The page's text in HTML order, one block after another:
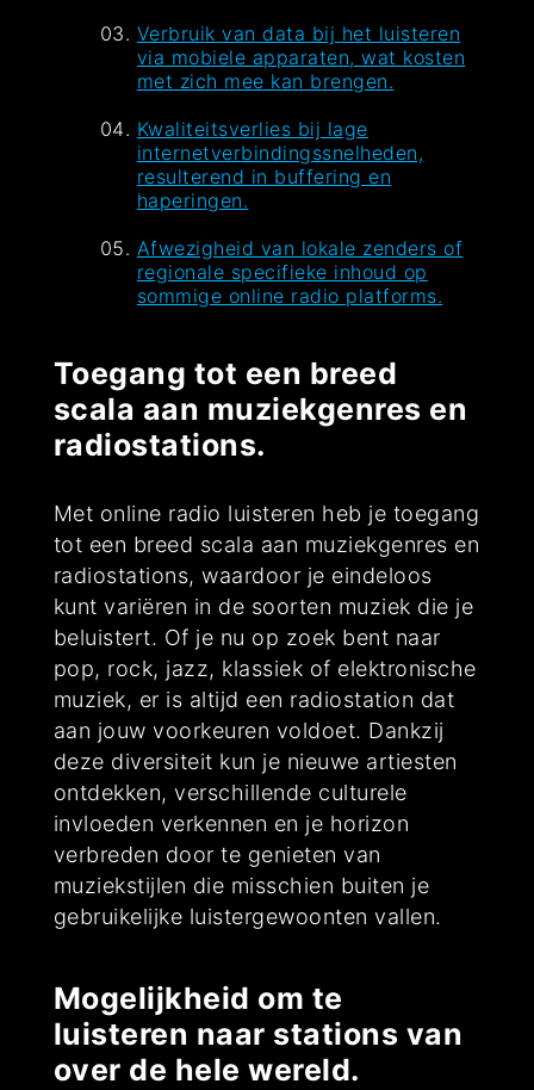
Verbruik van data bij het luisteren
via mobiele apparaten, wat kosten
met zich mee kan brengen.
Kwaliteitsverlies bij lage
internetverbindingssnelheden,
resulterend in buffering en
haperingen.
Afwezigheid van lokale zenders of
regionale specifieke inhoud op
sommige online radio platforms.
Toegang tot een breed
scala aan muziekgenres en
radiostations.
Met online radio luisteren heb je toegang
tot een breed scala aan muziekgenres en
radiostations, waardoor je eindeloos
kunt variëren in de soorten muziek die je
beluistert. Of je nu op zoek bent naar
pop, rock, jazz, klassiek of elektronische
muziek, er is altijd een radiostation dat
aan jouw voorkeuren voldoet. Dankzij
deze diversiteit kun je nieuwe artiesten
ontdekken, verschillende culturele
invloeden verkennen en je horizon
verbreden door te genieten van
muziekstijlen die misschien buiten je
gebruikelijke luistergewoonten vallen.
Mogelijkheid om te
luisteren naar stations van
over de hele wereld.